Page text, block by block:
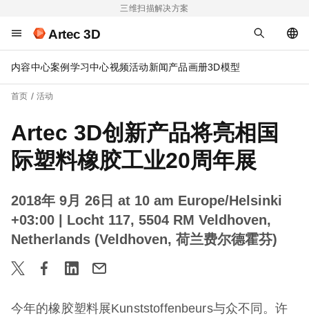
三维扫描解决方案
Artec 3D
内容中心案例 学习中心视频活动新闻产品画册3D模型
首页 活动
Artec 3D创新产品将亮相国
际塑料橡胶工业20周年展
2018年 9月 26日 at 10 am Europe/Helsinki
+03:00
| Locht 117, 5504 RM Veldhoven,
Netherlands (Veldhoven, 荷兰费尔德霍芬)
今年的橡胶塑料展Kunststoffenbeurs与众不同。许